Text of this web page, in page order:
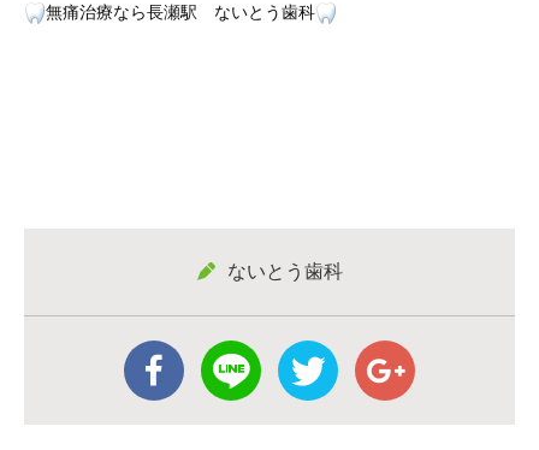
無痛治療なら長瀬駅 ないとう歯科
ないとう歯科